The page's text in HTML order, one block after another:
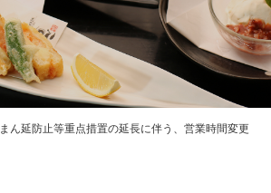
まん延防止等重点措置の延長に伴う、営業時間変更